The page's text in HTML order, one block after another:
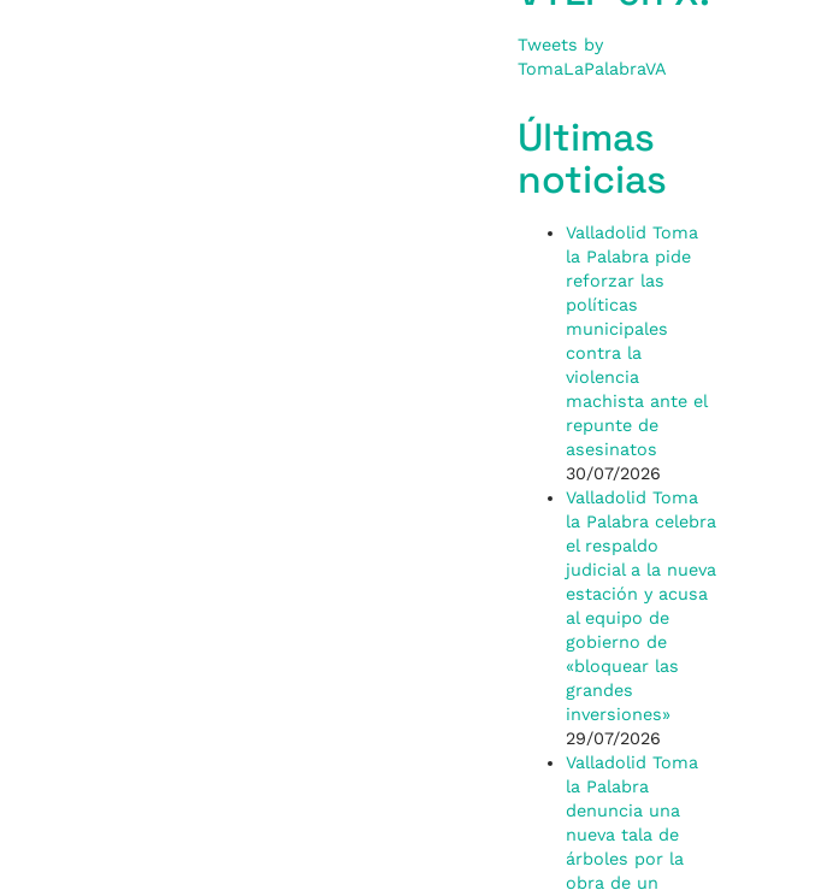
Tweets by
TomaLaPalabraVA
Últimas
noticias
Valladolid Toma
la Palabra pide
reforzar las
políticas
municipales
contra la
violencia
machista ante el
repunte de
asesinatos
30/07/2026
Valladolid Toma
la Palabra celebra
el respaldo
judicial a la nueva
estación y acusa
al equipo de
gobierno de
«bloquear las
grandes
inversiones»
29/07/2026
Valladolid Toma
la Palabra
denuncia una
nueva tala de
árboles por la
obra de un